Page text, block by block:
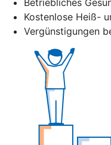
Kostenlose Heiß-
Vergünstigungen